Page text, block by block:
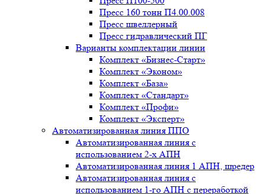
Пресс 160 тонн П4.00.008
Пресс швеллерный
Пресс гидравлический ПГ
Варианты комплектации линии
Комплект «Бизнес-Старт»
Комплект «Эконом»
Комплект «База»
Комплект «Стандарт»
Комплект «Профи»
Комплект «Эксперт»
Автоматизированная линия ППО
Автоматизированная линия с
использованием 2-х АПН
Автоматизированная линия 1 АПН, шредер
Автоматизированная линия с
использованием 1-го АПН с переработкой